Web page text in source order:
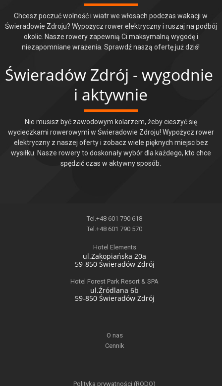
Chcesz poczuć wolność i wiatr we włosach podczas wakacji w
Świeradowie Zdroju? Wypożycz rower elektryczny i ruszaj na podbój
okolic. Nasze rowery zapewnią Ci maksymalną wygodę i
niezapomniane wrażenia. Sprawdź naszą ofertę już dziś!
Świeradów Zdrój - wygodnie
i aktywnie
Nie musisz być zawodowym kolarzem, żeby cieszyć się
wycieczkami rowerowymi w Świeradowie Zdroju! Wypożycz rower
elektryczny z naszej oferty i zobacz wiele pięknych miejsc bez
wysiłku. Nasze rowery to doskonały wybór dla każdego, kto chce
spędzić czas w aktywny sposób.
Tel.+48 601 790 618
Tel.+48 601 790 570
Hotel Elements
ul.Zakopiańska 20a
59-850 Świeradów Zdrój
Hotel Forest Park Resort & SPA
ul.Źródlana 6b
59-850 Świeradów Zdrój
O nas
Cennik
Polityka prywatności (RODO)